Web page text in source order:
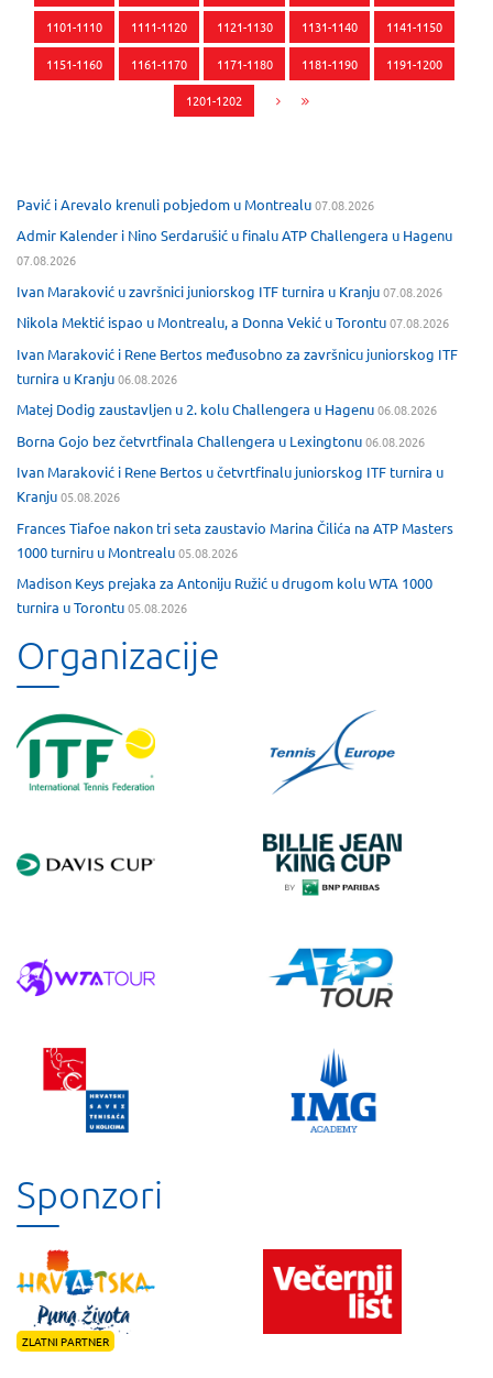
1101-1110 1111-1120 1121-1130 1131-1140 1141-1150
1151-1160 1161-1170 1171-1180 1181-1190 1191-1200
1201-1202
Pavić i Arevalo krenuli pobjedom u Montrealu07.08.2026
Admir Kalender i Nino Serdarušić u finalu ATP Challengera u Hagenu
07.08.2026
Ivan Maraković u završnici juniorskog ITF turnira u Kranju07.08.2026
Nikola Mektić ispao u Montrealu, a Donna Vekić u Torontu07.08.2026
Ivan Maraković i Rene Bertos međusobno za završnicu juniorskog ITF
turnira u Kranju06.08.2026
Matej Dodig zaustavljen u 2. kolu Challengera u Hagenu06.08.2026
Borna Gojo bez četvrtfinala Challengera u Lexingtonu06.08.2026
Ivan Maraković i Rene Bertos u četvrtfinalu juniorskog ITF turnira u
Kranju05.08.2026
Frances Tiafoe nakon tri seta zaustavio Marina Čilića na ATP Masters
1000 turniru u Montrealu05.08.2026
Madison Keys prejaka za Antoniju Ružić u drugom kolu WTA 1000
turnira u Torontu05.08.2026
Organizacije
Sponzori
ZLATNI PARTNER